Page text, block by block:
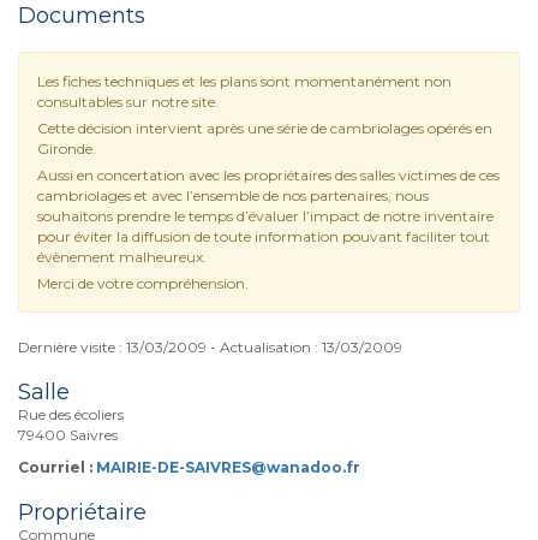
Documents
Les fiches techniques et les plans sont momentanément non
consultables sur notre site.
Cette décision intervient après une série de cambriolages opérés en
Gironde.
Aussi en concertation avec les propriétaires des salles victimes de ces
cambriolages et avec l’ensemble de nos partenaires, nous
souhaitons prendre le temps d’évaluer l’impact de notre inventaire
pour éviter la diffusion de toute information pouvant faciliter tout
évènement malheureux.
Merci de votre compréhension.
Dernière visite : 13/03/2009 - Actualisation : 13/03/2009
Salle
Rue des écoliers
79400 Saivres
Courriel : MAIRIE-DE-SAIVRES@wanadoo.fr
Propriétaire
Commune